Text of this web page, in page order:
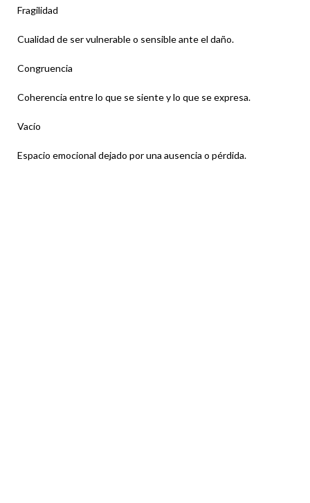
Fragilidad
Cualidad de ser vulnerable o sensible ante el daño.
Congruencia
Coherencia entre lo que se siente y lo que se expresa.
Vacío
Espacio emocional dejado por una ausencia o pérdida.